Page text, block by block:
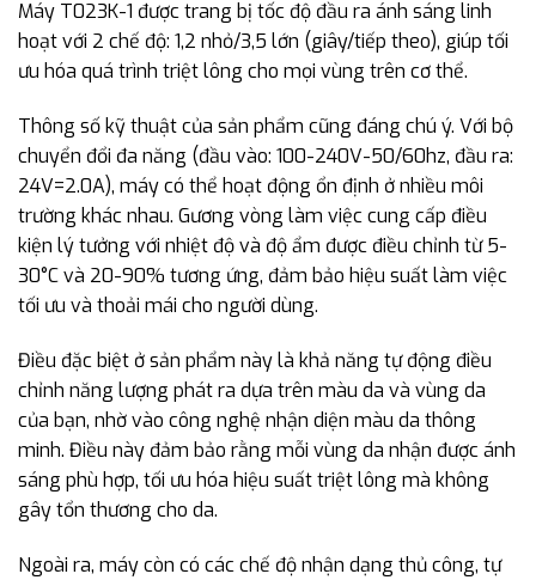
Máy T023K-1 được trang bị tốc độ đầu ra ánh sáng linh
hoạt với 2 chế độ: 1,2 nhỏ/3,5 lớn (giây/tiếp theo), giúp tối
ưu hóa quá trình triệt lông cho mọi vùng trên cơ thể.
Thông số kỹ thuật của sản phẩm cũng đáng chú ý. Với bộ
chuyển đổi đa năng (đầu vào: 100-240V-50/60hz, đầu ra:
24V=2.0A), máy có thể hoạt động ổn định ở nhiều môi
trường khác nhau. Gương vòng làm việc cung cấp điều
kiện lý tưởng với nhiệt độ và độ ẩm được điều chỉnh từ 5-
30°C và 20-90% tương ứng, đảm bảo hiệu suất làm việc
tối ưu và thoải mái cho người dùng.
Điều đặc biệt ở sản phẩm này là khả năng tự động điều
chỉnh năng lượng phát ra dựa trên màu da và vùng da
của bạn, nhờ vào công nghệ nhận diện màu da thông
minh. Điều này đảm bảo rằng mỗi vùng da nhận được ánh
sáng phù hợp, tối ưu hóa hiệu suất triệt lông mà không
gây tổn thương cho da.
Ngoài ra, máy còn có các chế độ nhận dạng thủ công, tự